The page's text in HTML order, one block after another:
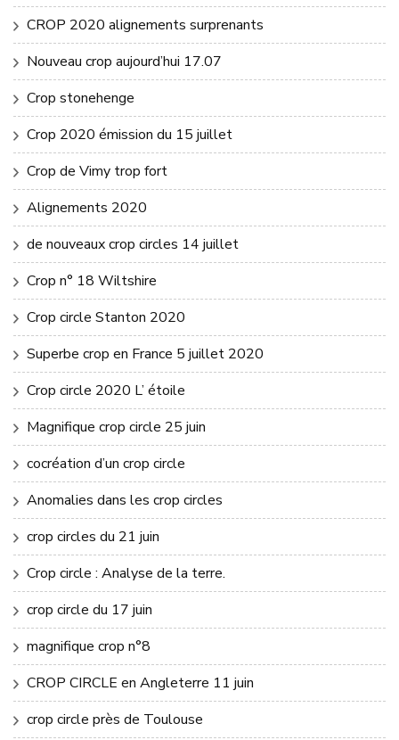
CROP 2020 alignements surprenants
Nouveau crop aujourd’hui 17.07
Crop stonehenge
Crop 2020 émission du 15 juillet
Crop de Vimy trop fort
Alignements 2020
de nouveaux crop circles 14 juillet
Crop n° 18 Wiltshire
Crop circle Stanton 2020
Superbe crop en France 5 juillet 2020
Crop circle 2020 L’ étoile
Magnifique crop circle 25 juin
cocréation d’un crop circle
Anomalies dans les crop circles
crop circles du 21 juin
Crop circle : Analyse de la terre.
crop circle du 17 juin
magnifique crop n°8
CROP CIRCLE en Angleterre 11 juin
crop circle près de Toulouse